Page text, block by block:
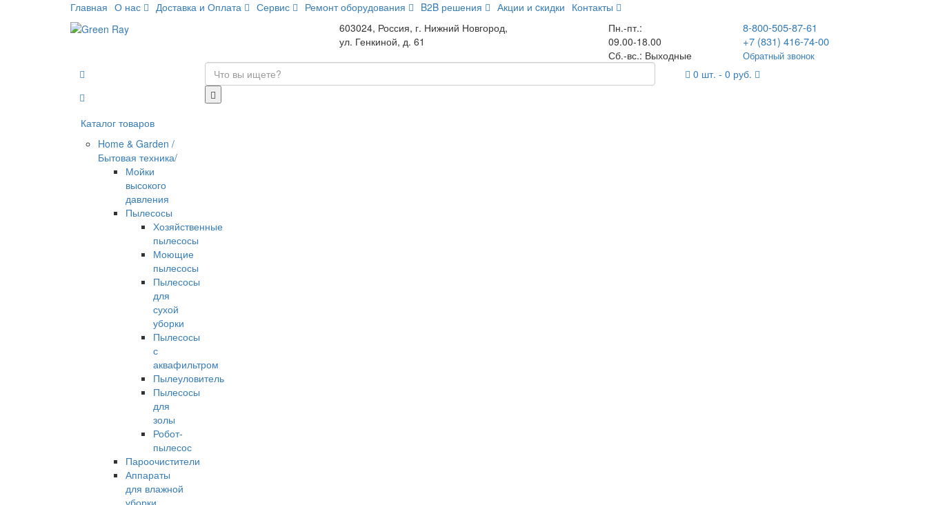
Главная О нас Доставка и Оплата Сервис Ремонт оборудования B2B решения Акции и cкидки Контакты
603024, Россия, г. Нижний Новгород,
ул. Генкиной, д. 61
Пн.-пт.:
09.00-18.00
Сб.-вс.: Выходные
8-800-505-87-61
+7 (831) 416-74-00
Обратный звонок
Каталог товаров
Home & Garden /
Бытовая техника/
Мойки
высокого
давления
Пылесосы
Хозяйственные
пылесосы
Моющие
пылесосы
Пылесосы
для
сухой
уборки
Пылесосы
с
аквафильтром
Пылеуловитель
Пылесосы
для
золы
Робот-
пылесос
Пароочистители
Аппараты
для влажной
уборки
0 шт. - 0 руб.